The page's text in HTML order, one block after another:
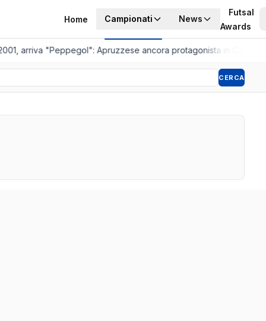
Home Campionati News
Futsal
Awards
arriva "Peppegol": Apruzzese ancora protagonista in C2
CERCA